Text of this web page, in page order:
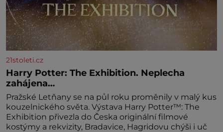
21stoleti.cz
Harry Potter: The Exhibition. Neplecha
zahájena…
Pražské Letňany se na půl roku proměnily v malý kus
kouzelnického světa. Výstava Harry Potter™: The
Exhibition přivezla do Česka originální filmové
kostýmy a rekvizity, Bradavice, Hagridovu chýši i uč